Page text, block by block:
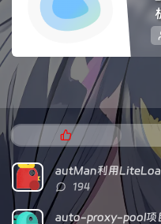
热
门
文
章
autMan利用
评
论
数：
194
auto-proxy-pool项